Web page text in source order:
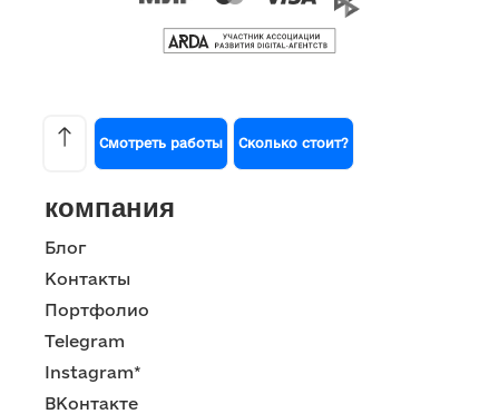
Смотреть работы Сколько стоит?
компания
Блог
Контакты
Портфолио
Telegram
Instagram*
ВКонтакте